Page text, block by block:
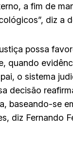
a fim de
diz a
possa
quando
o sistema
decisão
baseando-se
diz Fernando